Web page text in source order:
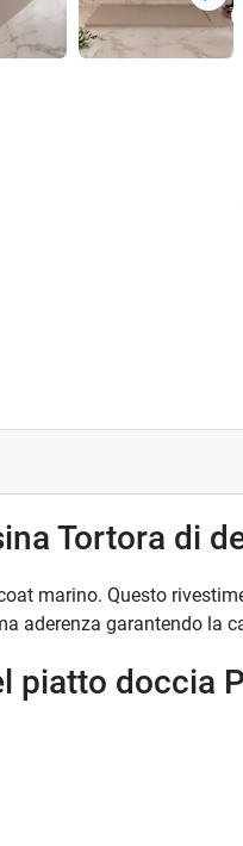
Tortora di
marino. Questo
aderenza garantendo la
piatto doccia